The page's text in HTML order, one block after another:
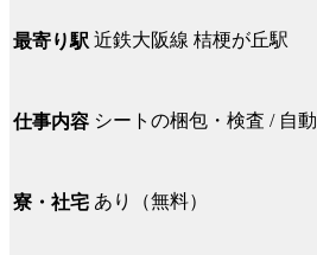
最寄り駅 近鉄大阪線 桔梗が丘駅
仕事内容 シートの梱包・検査 / 自
寮・社宅 あり（無料）